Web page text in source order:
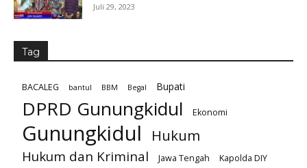
Juli 29, 2023
Tag
BACALEG bantul BBM Begal Bupati
DPRD Gunungkidul Ekonomi
Gunungkidul Hukum
Hukum dan Kriminal Jawa Tengah
Kapolda DIY